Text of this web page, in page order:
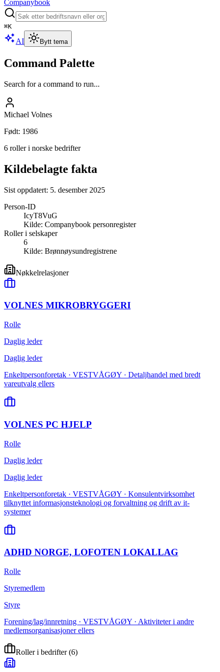
Companybook
⌘K
AI Bytt tema
Command Palette
Search for a command to run...
Michael Volnes
Født: 1986
6 roller i norske bedrifter
Kildebelagte fakta
Sist oppdatert: 5. desember 2025
Person-ID
IcyT8VuG
Kilde: Companybook personregister
Roller i selskaper
6
Kilde: Brønnøysundregistrene
Nøkkelrelasjoner
VOLNES MIKROBRYGGERI
Rolle
Daglig leder
Daglig leder
Enkeltpersonforetak · VESTVÅGØY · Detaljhandel med bredt
vareutvalg ellers
VOLNES PC HJELP
Rolle
Daglig leder
Daglig leder
Enkeltpersonforetak · VESTVÅGØY · Konsulentvirksomhet
tilknyttet informasjonsteknologi og forvaltning og drift av it-
systemer
ADHD NORGE, LOFOTEN LOKALLAG
Rolle
Styremedlem
Styre
Forening/lag/innretning · VESTVÅGØY · Aktiviteter i andre
medlemsorganisasjoner ellers
Roller i bedrifter(6)